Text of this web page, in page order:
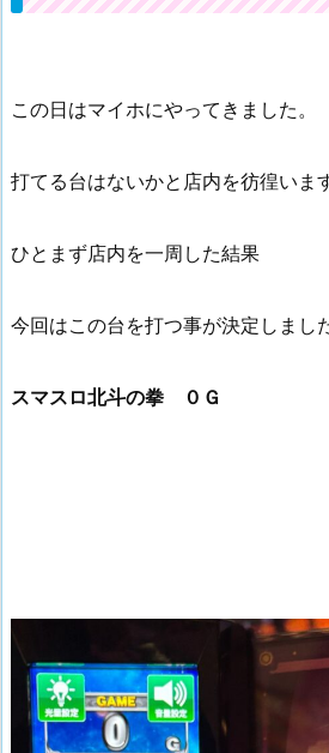
この日はマイホにやってきました。
打てる台はないかと店内を彷徨います
ひとまず店内を一周した結果
今回はこの台を打つ事が決定しました
スマスロ北斗の拳 ０Ｇ